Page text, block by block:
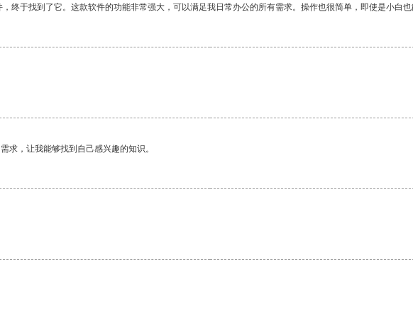
终于找到了它。这款软件的功能非常强大，可以满足我日常办公的所有需求。操作也很简单，即使是小白
求，让我能够找到自己感兴趣的知识。